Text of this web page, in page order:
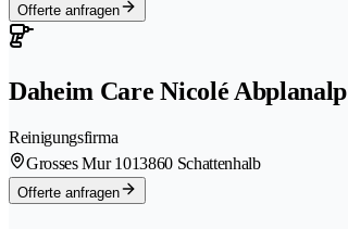
Offerte anfragen
Daheim Care Nicolé Abplanalp
Reinigungsfirma
Grosses Mur 1013860 Schattenhalb
Offerte anfragen